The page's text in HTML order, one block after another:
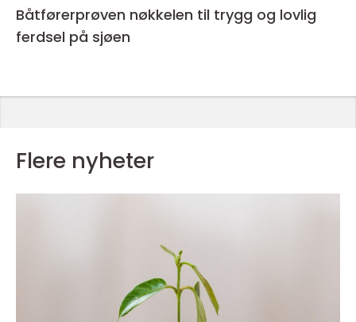
Båtførerprøven nøkkelen til trygg og lovlig
ferdsel på sjøen
Flere nyheter